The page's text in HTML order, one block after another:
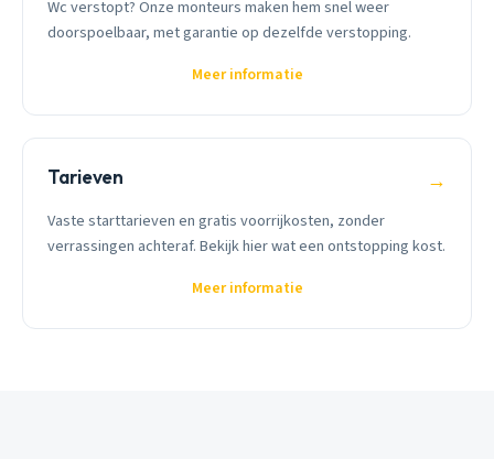
Wc verstopt? Onze monteurs maken hem snel weer
doorspoelbaar, met garantie op dezelfde verstopping.
Meer informatie
Tarieven →
Vaste starttarieven en gratis voorrijkosten, zonder
verrassingen achteraf. Bekijk hier wat een ontstopping kost.
Meer informatie